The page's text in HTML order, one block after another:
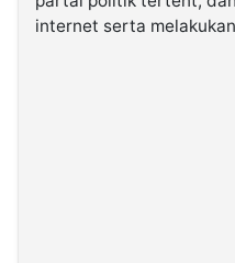
Kabarbaru.co
2026
internet serta